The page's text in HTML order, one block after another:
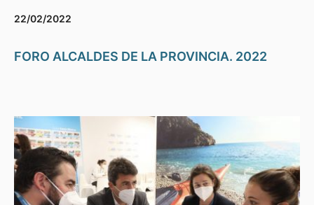
22/02/2022
FORO ALCALDES DE LA PROVINCIA. 2022